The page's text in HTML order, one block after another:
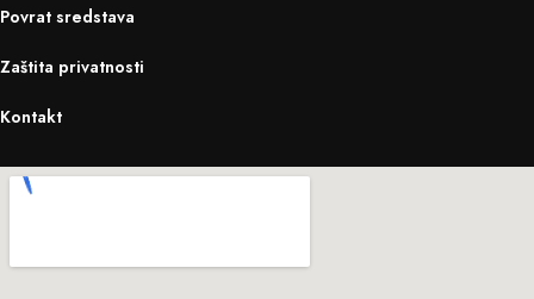
Povrat sredstava
Zaštita privatnosti
Kontakt